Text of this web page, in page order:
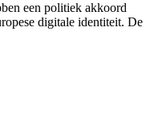
een politiek akkoord
digitale identiteit. De